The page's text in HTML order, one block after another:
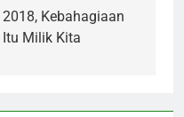
2018, Kebahagiaan
Itu Milik Kita